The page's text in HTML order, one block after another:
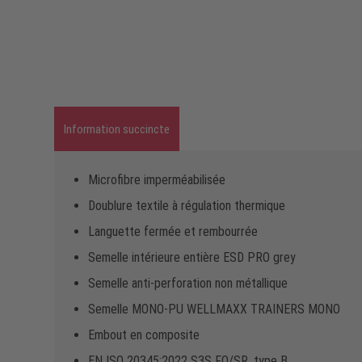
Information succincte
Microfibre imperméabilisée
Doublure textile à régulation thermique
Languette fermée et rembourrée
Semelle intérieure entière ESD PRO grey
Semelle anti-perforation non métallique
Semelle MONO-PU WELLMAXX TRAINERS MONO
Embout en composite